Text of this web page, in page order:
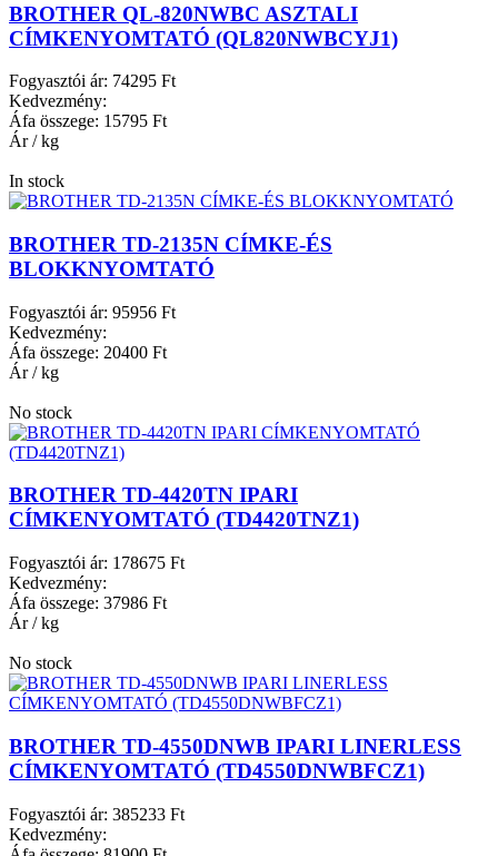
BROTHER QL-820NWBC ASZTALI
CÍMKENYOMTATÓ (QL820NWBCYJ1)
Fogyasztói ár: 74295 Ft
Kedvezmény:
Áfa összege: 15795 Ft
Ár / kg
In stock
BROTHER TD-2135N CÍMKE-ÉS
BLOKKNYOMTATÓ
Fogyasztói ár: 95956 Ft
Kedvezmény:
Áfa összege: 20400 Ft
Ár / kg
No stock
BROTHER TD-4420TN IPARI
CÍMKENYOMTATÓ (TD4420TNZ1)
Fogyasztói ár: 178675 Ft
Kedvezmény:
Áfa összege: 37986 Ft
Ár / kg
No stock
BROTHER TD-4550DNWB IPARI LINERLESS
CÍMKENYOMTATÓ (TD4550DNWBFCZ1)
Fogyasztói ár: 385233 Ft
Kedvezmény: